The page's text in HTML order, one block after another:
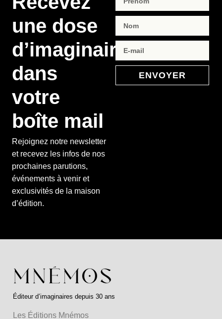
une dose
d’imaginaire
dans
votre
boîte mail
Rejoignez notre newsletter
et recevez les infos de nos
prochaines parutions,
événements à venir et
exclusivités de la maison
d’édition.
ENVOYER
Éditeur d’imaginaires depuis 30 ans
Les Éditions Mnémos